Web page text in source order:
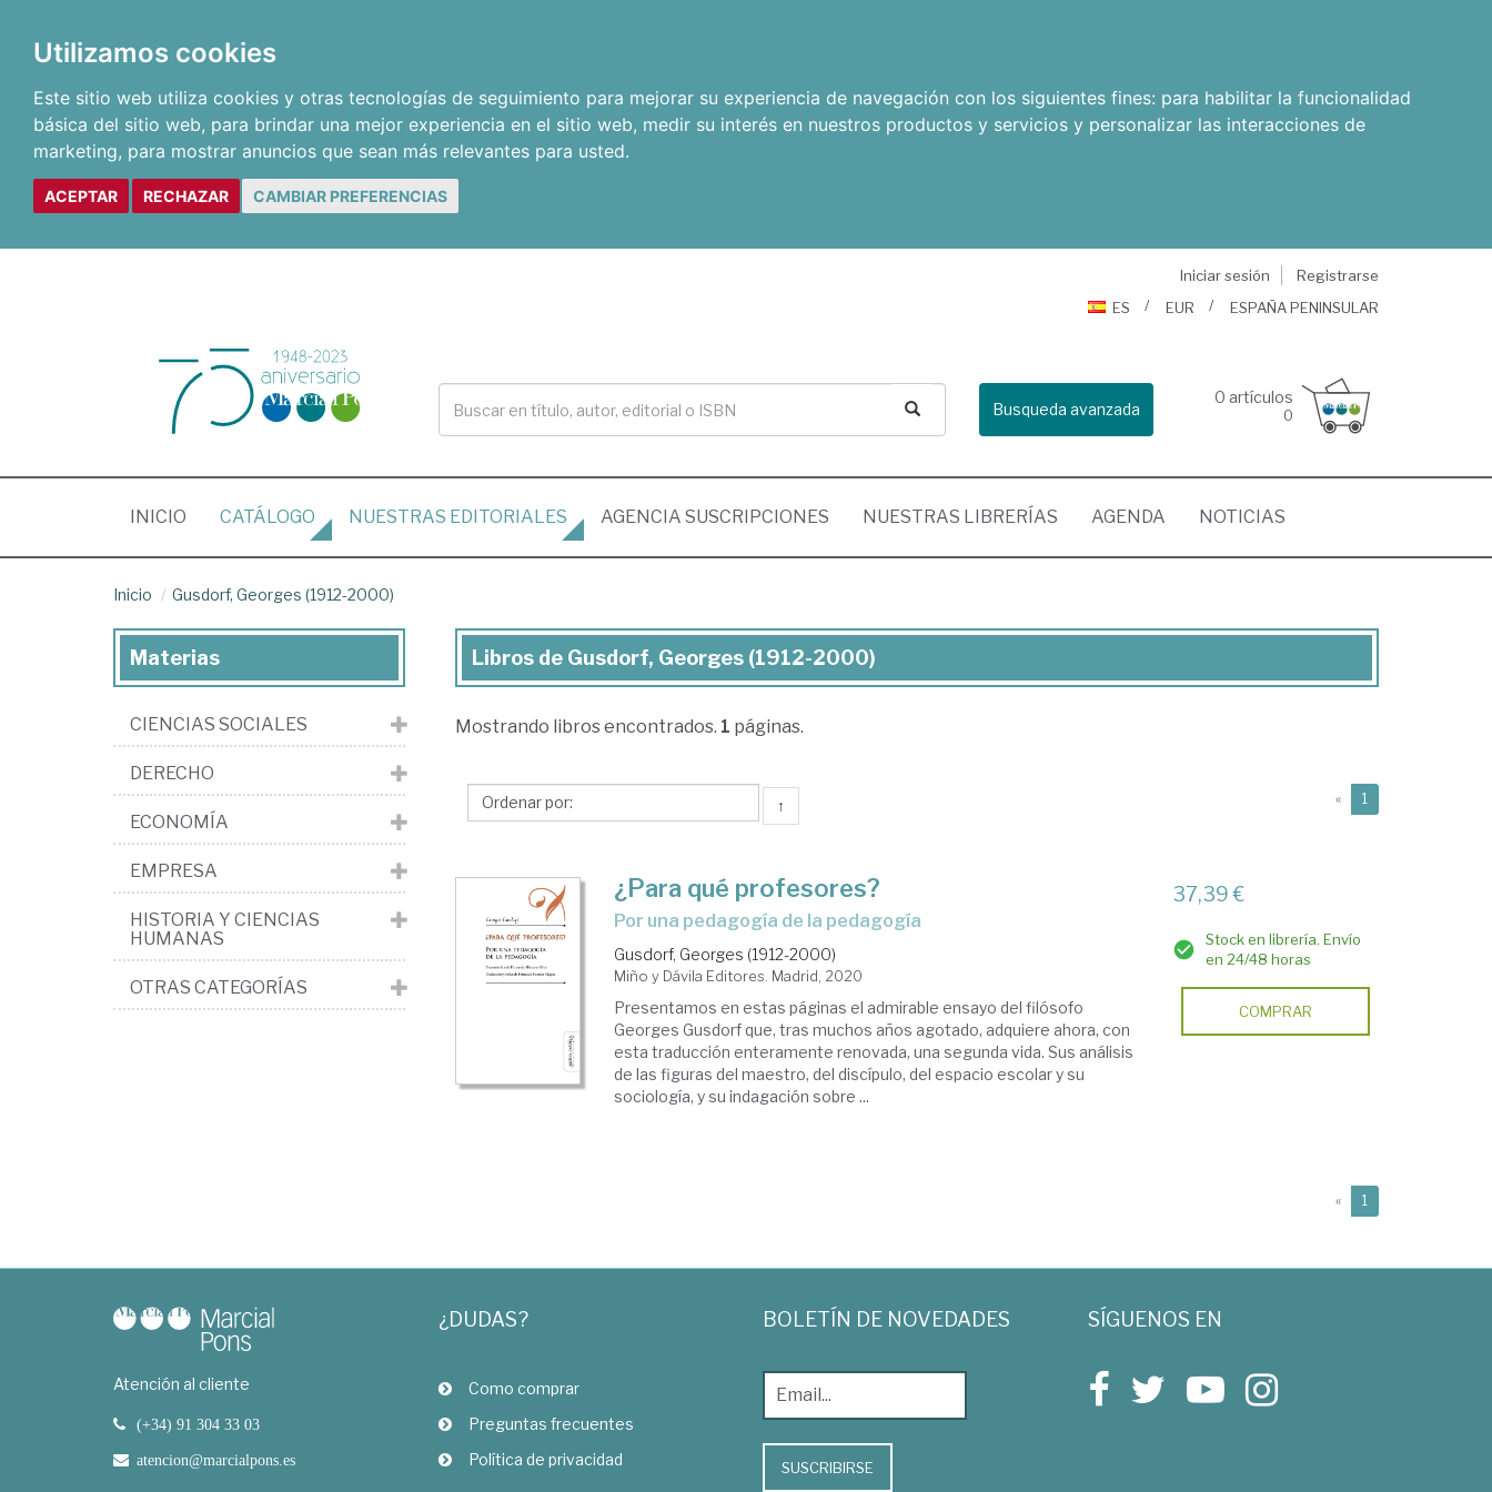
Utilizamos cookies
Este sitio web utiliza cookies y otras tecnologías de seguimiento para mejorar su experiencia de navegación con los siguientes fines: para habilitar la funcionalidad
básica del sitio web, para brindar una mejor experiencia en el sitio web, medir su interés en nuestros productos y servicios y personalizar las interacciones de
marketing, para mostrar anuncios que sean más relevantes para usted.
ACEPTAR RECHAZAR CAMBIAR PREFERENCIAS
Iniciar sesión
Registrarse
ES
EUR ESPAÑA PENINSULAR
Busqueda avanzada
0 artículos
0
INICIO (CURRENT)
CATÁLOGO NUESTRAS EDITORIALES AGENCIA SUSCRIPCIONES NUESTRAS LIBRERÍAS AGENDA NOTICIAS
Inicio Gusdorf, Georges (1912-2000)
Libros
Gusdorf,
(1912-
Libros de Gusdorf, Georges (1912-2000)
Mostrando libros encontrados. 1 páginas.
↑ « 1
¿Para qué profesores?
por una pedagogía de la pedagogía
Gusdorf, Georges (1912-2000)
Miño y Dávila Editores. Madrid, 2020
Presentamos en estas páginas el admirable ensayo del filósofo
Georges Gusdorf que, tras muchos años agotado, adquiere ahora, con
esta traducción enteramente renovada, una segunda vida. Sus análisis
de las figuras del maestro, del discípulo, del espacio escolar y su
sociología, y su indagación sobre ...
37,39 €
Stock en librería. Envío
en 24/48 horas
COMPRAR
« 1
Materias
CIENCIAS SOCIALES
DERECHO
ECONOMÍA
EMPRESA
HISTORIA Y CIENCIAS
HUMANAS
OTRAS CATEGORÍAS
Atención al cliente
(+34) 91 304 33 03
atencion@marcialpons.es
¿DUDAS?
Como comprar
Preguntas frecuentes
Política de privacidad
BOLETÍN DE NOVEDADES
SUSCRIBIRSE
SÍGUENOS EN